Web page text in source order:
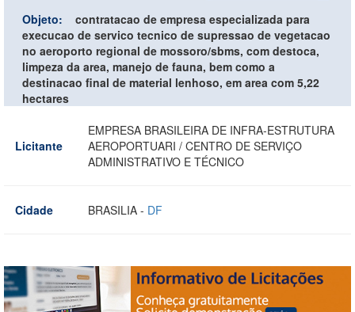
Objeto:
contratacao de empresa especializada para
execucao de servico tecnico de supressao de vegetacao
no aeroporto regional de mossoro/sbms, com destoca,
limpeza da area, manejo de fauna, bem como a
destinacao final de material lenhoso, em area com 5,22
hectares
Licitante
EMPRESA BRASILEIRA DE INFRA-ESTRUTURA
AEROPORTUARI / CENTRO DE SERVIÇO
ADMINISTRATIVO E TÉCNICO
Cidade BRASILIA - DF